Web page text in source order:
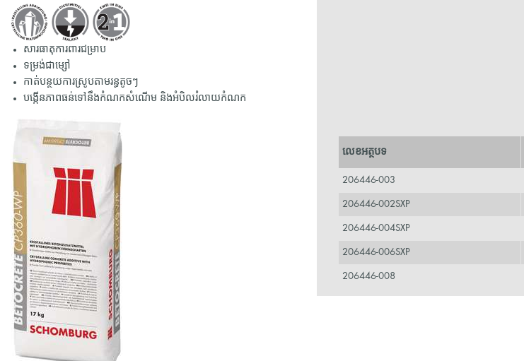
សារធាតុការពារជម្រាប
ទម្រង់ជាម្សៅ
កាត់បន្ថយការស្រូបតាមរន្ធតូចៗ
បង្កើនភាពធន់ទៅនឹងកំណកសំណើម និងអំបិលរំលាយកំណក
លេខអត្ថបទ
206446-003
206446-002SXP
206446-004SXP
206446-006SXP
206446-008